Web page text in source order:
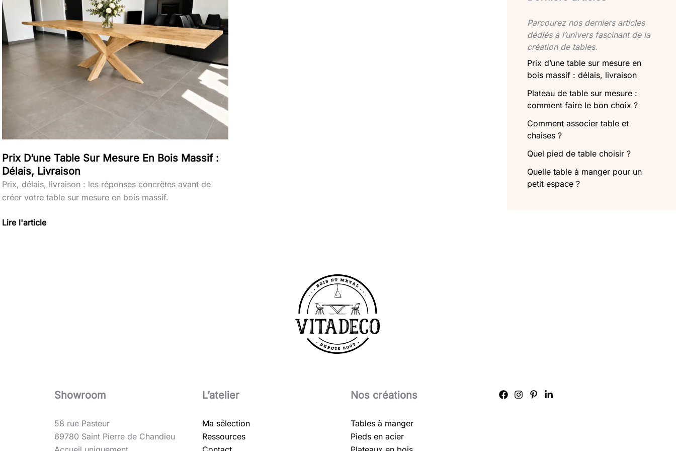
Prix D’une Table Sur Mesure En Bois Massif :
Délais, Livraison
Prix, délais, livraison : les réponses concrètes avant de
créer votre table sur mesure en bois massif.
sur
mesure
en
massif
Lire l'article
Parcourez nos derniers articles
dédiés à l’univers fascinant de la
création de tables.
Prix d’une table sur mesure en
bois massif : délais, livraison
Plateau de table sur mesure :
comment faire le bon choix ?
Comment associer table et
chaises ?
Quel pied de table choisir ?
Quelle table à manger pour un
petit espace ?
Showroom
58 rue Pasteur
69780 Saint Pierre de Chandieu
L’atelier
Ma sélection
Ressources
Nos créations
Tables à manger
Pieds en acier